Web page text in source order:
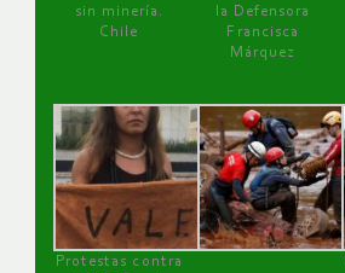
sin minería.
Chile
la Defensora
Francisca
Márquez
Protestas contra